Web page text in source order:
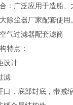
：广泛应用于造船、
除尘器厂家配套使用。
气过滤器配套滤筒
特点：
设计
滤
口，底部封底，带减